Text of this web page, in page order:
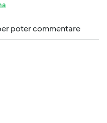
poter commentare